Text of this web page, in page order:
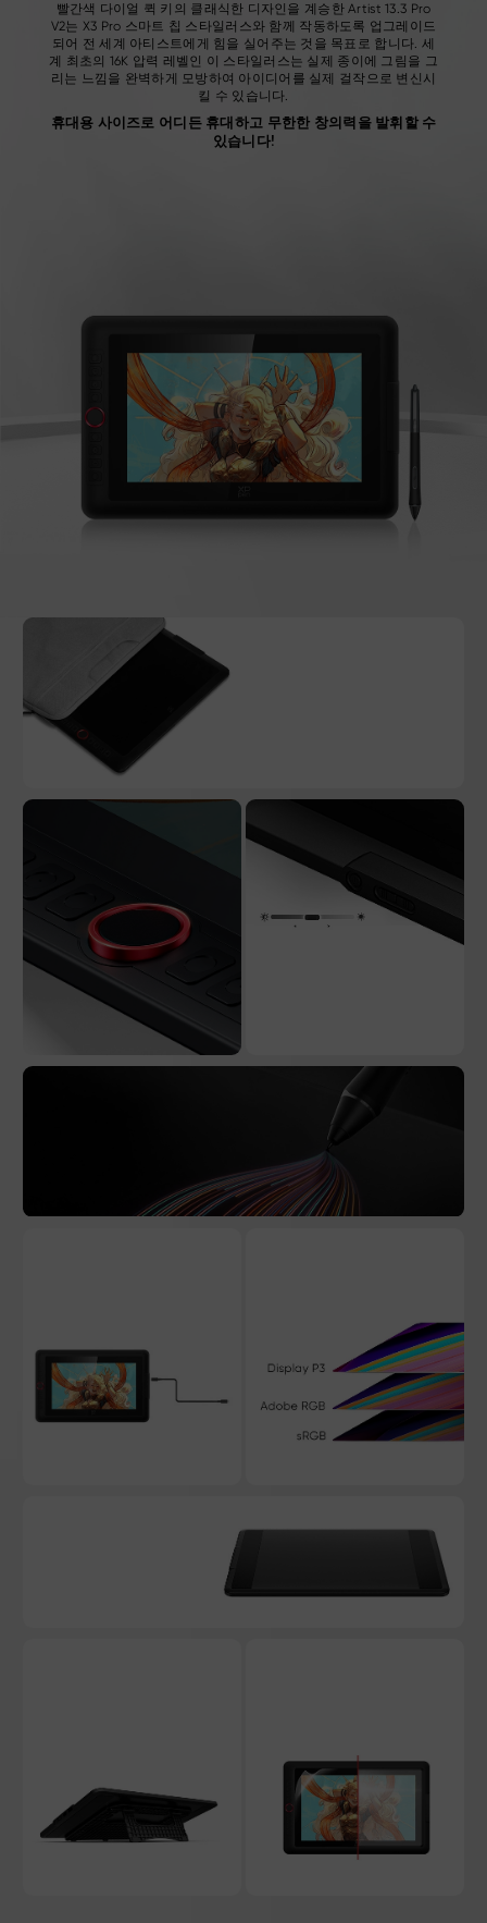
빨간색 다이얼 퀵 키의 클래식한 디자인을 계승한 Artist 13.3 Pro
V2는 X3 Pro 스마트 칩 스타일러스와 함께 작동하도록 업그레이드
되어 전 세계 아티스트에게 힘을 실어주는 것을 목표로 합니다. 세
계 최초의 16K 압력 레벨인 이 스타일러스는 실제 종이에 그림을 그
리는 느낌을 완벽하게 모방하여 아이디어를 실제 걸작으로 변신시
킬 수 있습니다.
휴대용 사이즈로 어디든 휴대하고 무한한 창의력을 발휘할 수
있습니다!